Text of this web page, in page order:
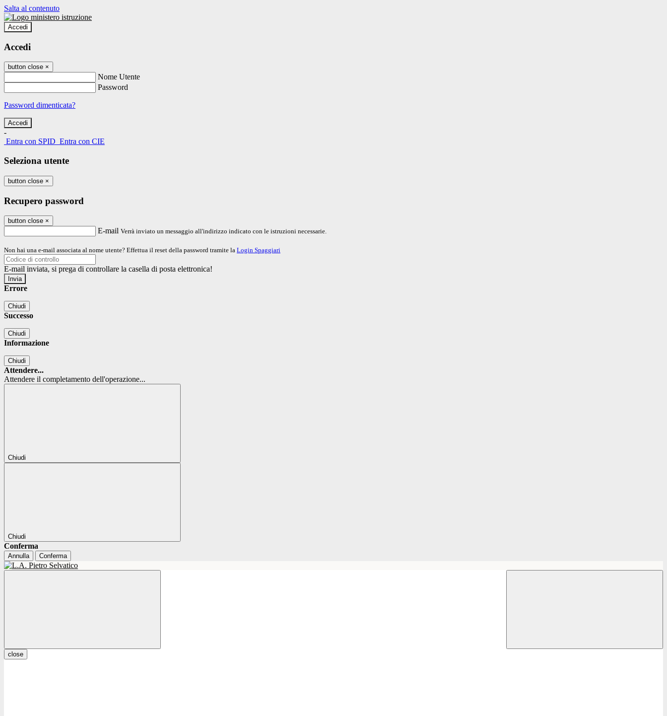
Salta al contenuto
Accedi
Accedi
button close ×
Nome Utente
Password
Password dimenticata?
-
Entra con SPID Entra con CIE
Seleziona utente
button close ×
Recupero password
button close ×
E-mail Verrà inviato un messaggio all'indirizzo indicato con le istruzioni necessarie.
Non hai una e-mail associata al nome utente? Effettua il reset della password tramite la Login Spaggiari
E-mail inviata, si prega di controllare la casella di posta elettronica!
Errore
Chiudi
Successo
Chiudi
Informazione
Chiudi
Attendere...
Attendere il completamento dell'operazione...
Chiudi
Chiudi
Conferma
Annulla Conferma
close